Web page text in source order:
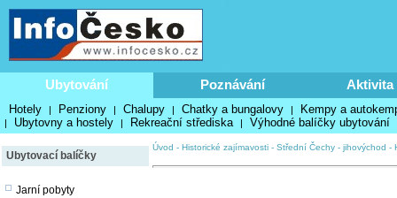
Ubytování Poznávání Aktivita
Hotely | Penziony | Chalupy | Chatky a bungalovy | Kempy a
| Ubytovny a hostely | Rekreační střediska | Výhodné balíčky ubytování
Ubytovací balíčky
Jarní pobyty
Úvod - Historické zajímavosti - Střední Čechy - jihovýchod -